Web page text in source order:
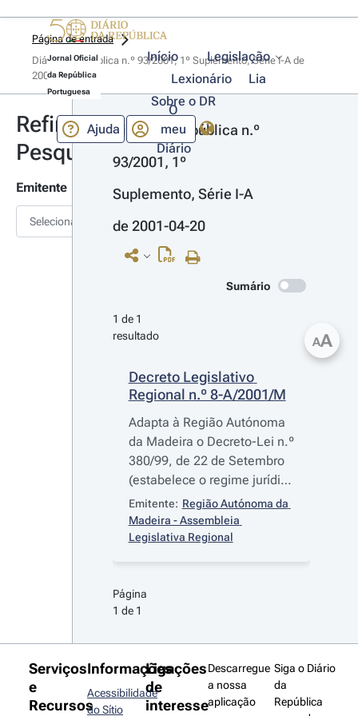
Jornal Oficial
da República
Portuguesa
Início
Legislação
Lexionário
Lia
Sobre o DR
Ajuda
O
meu
Diário
Página de entrada
Diário da República n.º 93/2001, 1º Suplemento, Série I-A de
2001-04-20
Refinar
Pesquisa
Emitente
Selecionar
Diário da República n.º
93/2001, 1º
Suplemento, Série I-A
de 2001-04-20
Sumário
1 de 1
resultado
Decreto Legislativo
Regional n.º 8-A/2001/M
Adapta à Região Autónoma
da Madeira o Decreto-Lei n.º
380/99, de 22 de Setembro
(estabelece o regime jurídico
dos instrumentos de gestão
territorial)
Emitente: Região Autónoma da
Madeira - Assembleia
Legislativa Regional
Página
1 de 1
AA
Serviços
e
Recursos
Informações
Acessibilidade
do Sítio
Ligações
de
interesse
Descarregue
a nossa
aplicação
Siga o Diário
da
República